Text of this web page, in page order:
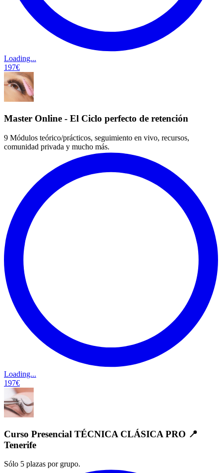
Loading...
197€
Master Online - El Ciclo perfecto de retención
9 Módulos teórico/prácticos, seguimiento en vivo, recursos,
comunidad privada y mucho más.
Loading...
197€
Curso Presencial TÉCNICA CLÁSICA PRO 📍
Tenerife
Sólo 5 plazas por grupo.